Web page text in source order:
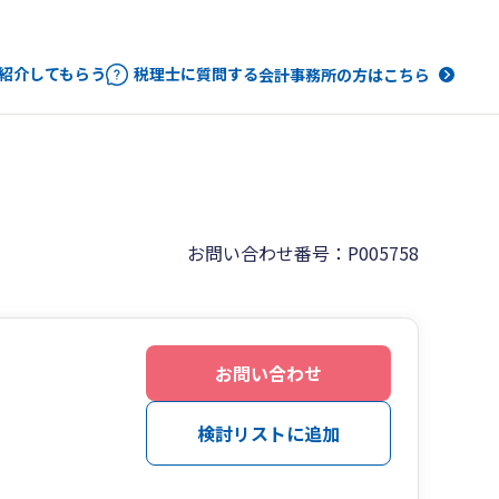
介してもらう 税理士に質問する会計事務所の方はこちら
お問い合わせ番号：P005758
お問い合わせ
検討リストに追加